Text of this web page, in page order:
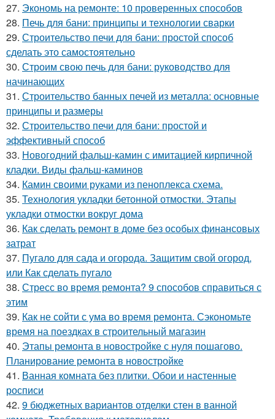
27. Экономь на ремонте: 10 проверенных способов
28. Печь для бани: принципы и технологии сварки
29. Строительство печи для бани: простой способ
сделать это самостоятельно
30. Строим свою печь для бани: руководство для
начинающих
31. Строительство банных печей из металла: основные
принципы и размеры
32. Строительство печи для бани: простой и
эффективный способ
33. Новогодний фальш-камин с имитацией кирпичной
кладки. Виды фальш-каминов
34. Камин своими руками из пеноплекса схема.
35. Технология укладки бетонной отмостки. Этапы
укладки отмостки вокруг дома
36. Как сделать ремонт в доме без особых финансовых
затрат
37. Пугало для сада и огорода. Защитим свой огород,
или Как сделать пугало
38. Стресс во время ремонта? 9 способов справиться с
этим
39. Как не сойти с ума во время ремонта. Сэкономьте
время на поездках в строительный магазин
40. Этапы ремонта в новостройке с нуля пошагово.
Планирование ремонта в новостройке
41. Ванная комната без плитки. Обои и настенные
росписи
42. 9 бюджетных вариантов отделки стен в ванной